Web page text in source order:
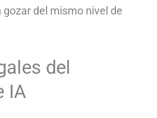
gozar del mismo nivel de
del
IA